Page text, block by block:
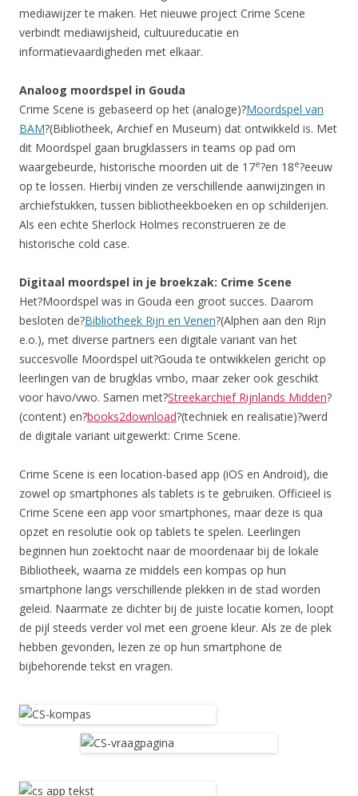
mediawijzer te maken. Het nieuwe project Crime Scene
verbindt mediawijsheid, cultuureducatie en
informatievaardigheden met elkaar.
Analoog moordspel in Gouda
Crime Scene is gebaseerd op het (analoge)?Moordspel van
BAM?(Bibliotheek, Archief en Museum) dat ontwikkeld is. Met
dit Moordspel gaan brugklassers in teams op pad om
waargebeurde, historische moorden uit de 17e?en 18e?eeuw
op te lossen. Hierbij vinden ze verschillende aanwijzingen in
archiefstukken, tussen bibliotheekboeken en op schilderijen.
Als een echte Sherlock Holmes reconstrueren ze de
historische cold case.
Digitaal moordspel in je broekzak: Crime Scene
Het?Moordspel was in Gouda een groot succes. Daarom
besloten de?Bibliotheek Rijn en Venen?(Alphen aan den Rijn
e.o.), met diverse partners een digitale variant van het
succesvolle Moordspel uit?Gouda te ontwikkelen gericht op
leerlingen van de brugklas vmbo, maar zeker ook geschikt
voor havo/vwo. Samen met?Streekarchief Rijnlands Midden?
(content) en?books2download?(techniek en realisatie)?werd
de digitale variant uitgewerkt: Crime Scene.
Crime Scene is een location-based app (iOS en Android), die
zowel op smartphones als tablets is te gebruiken. Officieel is
Crime Scene een app voor smartphones, maar deze is qua
opzet en resolutie ook op tablets te spelen. Leerlingen
beginnen hun zoektocht naar de moordenaar bij de lokale
Bibliotheek, waarna ze middels een kompas op hun
smartphone langs verschillende plekken in de stad worden
geleid. Naarmate ze dichter bij de juiste locatie komen, loopt
de pijl steeds verder vol met een groene kleur. Als ze de plek
hebben gevonden, lezen ze op hun smartphone de
bijbehorende tekst en vragen.